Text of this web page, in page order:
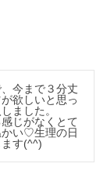
今まで３分丈
欲しいと思っ
ました。
じがなくとて
かい♡生理の日
す(^^)